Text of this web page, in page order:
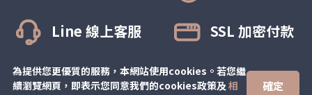
為提供您更優質的服務，本網站使用cookies。若您繼
續瀏覽網頁，即表示您同意我們的cookies政策及 相
確定
Line 線上客服 SSL 加密付款
© All rights reserved.緹絲彈性襪